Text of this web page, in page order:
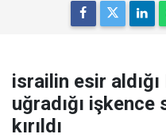
israilin esir
uğradığı işkence
kırıldı